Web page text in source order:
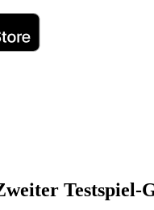
Testspiel-